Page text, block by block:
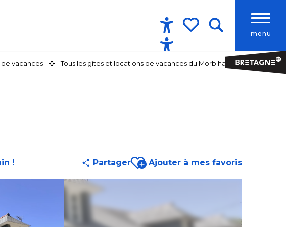
menu
Accessibilité
de vacances
Tous les gîtes et locations de vacances du Morbihan
! PartagerAjouter aux favoris
Ajouter à mes favoris